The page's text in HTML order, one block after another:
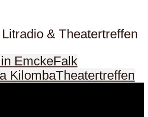
& Theatertreffen
EmckeFalk
KilombaTheatertreffen